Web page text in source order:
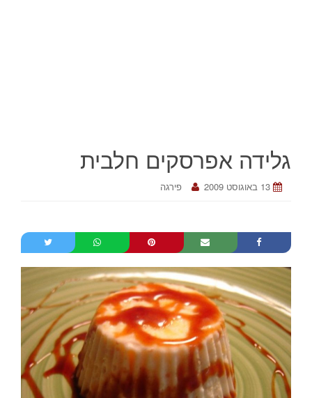
גלידה אפרסקים חלבית
13 באוגוסט 2009 פירגה